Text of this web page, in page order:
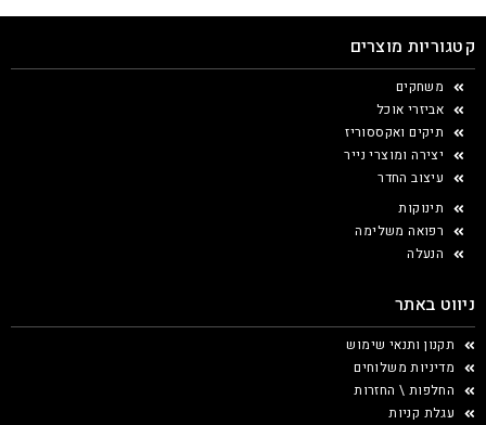
קטגוריות מוצרים
משחקים
אביזרי אוכל
תיקים ואקססוריז
יצירה ומוצרי נייר
עיצוב החדר
תינוקות
רפואה משלימה
הנעלה
ניווט באתר
תקנון ותנאי שימוש
מדיניות משלוחים
החלפות \ החזרות
עגלת קניות